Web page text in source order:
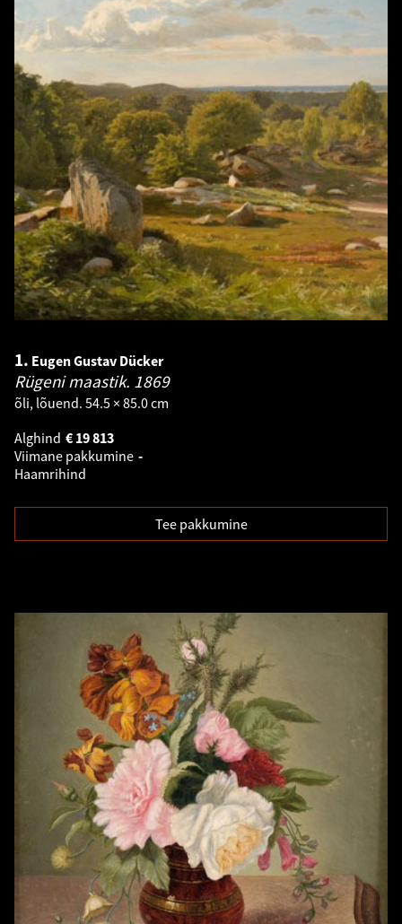
1. Eugen Gustav Dücker
Rügeni maastik. 1869
õli, lõuend. 54.5 × 85.0 cm
Alghind
19 813
€
Viimane pakkumine -
Haamrihind
Tee pakkumine